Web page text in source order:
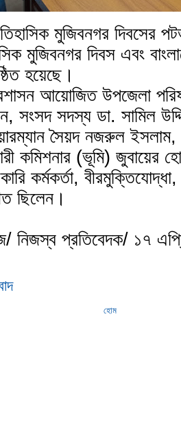
মুজিবনগর দিবসের
মুজিবনগর দিবস এবং
হয়েছে।
আয়োজিত উপজেলা
সংসদ সদস্য ডা. সামিল
সৈয়দ নজরুল ইসলাম,
কমিশনার (ভূমি) জুবায়ের
কর্মকর্তা,
ছিলেন।
নিজস্ব প্রতিবেদক/ ১৭
হোম